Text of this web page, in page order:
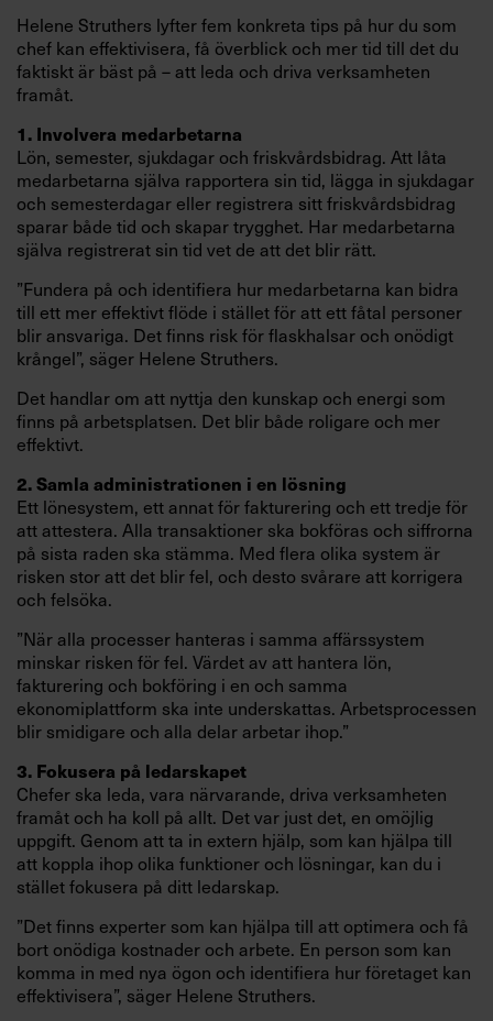
Helene Struthers lyfter fem konkreta tips på hur du som
chef kan effektivisera, få överblick och mer tid till det du
faktiskt är bäst på – att leda och driva verksamheten
framåt.
1. Involvera medarbetarna
Lön, semester, sjukdagar och friskvårdsbidrag. Att låta
medarbetarna själva rapportera sin tid, lägga in sjukdagar
och semesterdagar eller registrera sitt friskvårdsbidrag
sparar både tid och skapar trygghet. Har medarbetarna
själva registrerat sin tid vet de att det blir rätt.
”Fundera på och identifiera hur medarbetarna kan bidra
till ett mer effektivt flöde i stället för att ett fåtal personer
blir ansvariga. Det finns risk för flaskhalsar och onödigt
krångel”, säger Helene Struthers.
Det handlar om att nyttja den kunskap och energi som
finns på arbetsplatsen. Det blir både roligare och mer
effektivt.
2. Samla administrationen i en lösning
Ett lönesystem, ett annat för fakturering och ett tredje för
att attestera. Alla transaktioner ska bokföras och siffrorna
på sista raden ska stämma. Med flera olika system är
risken stor att det blir fel, och desto svårare att korrigera
och felsöka.
”När alla processer hanteras i samma affärssystem
minskar risken för fel. Värdet av att hantera lön,
fakturering och bokföring i en och samma
ekonomiplattform ska inte underskattas. Arbetsprocessen
blir smidigare och alla delar arbetar ihop.”
3. Fokusera på ledarskapet
Chefer ska leda, vara närvarande, driva verksamheten
framåt och ha koll på allt. Det var just det, en omöjlig
uppgift. Genom att ta in extern hjälp, som kan hjälpa till
att koppla ihop olika funktioner och lösningar, kan du i
stället fokusera på ditt ledarskap.
”Det finns experter som kan hjälpa till att optimera och få
bort onödiga kostnader och arbete. En person som kan
komma in med nya ögon och identifiera hur företaget kan
effektivisera”, säger Helene Struthers.